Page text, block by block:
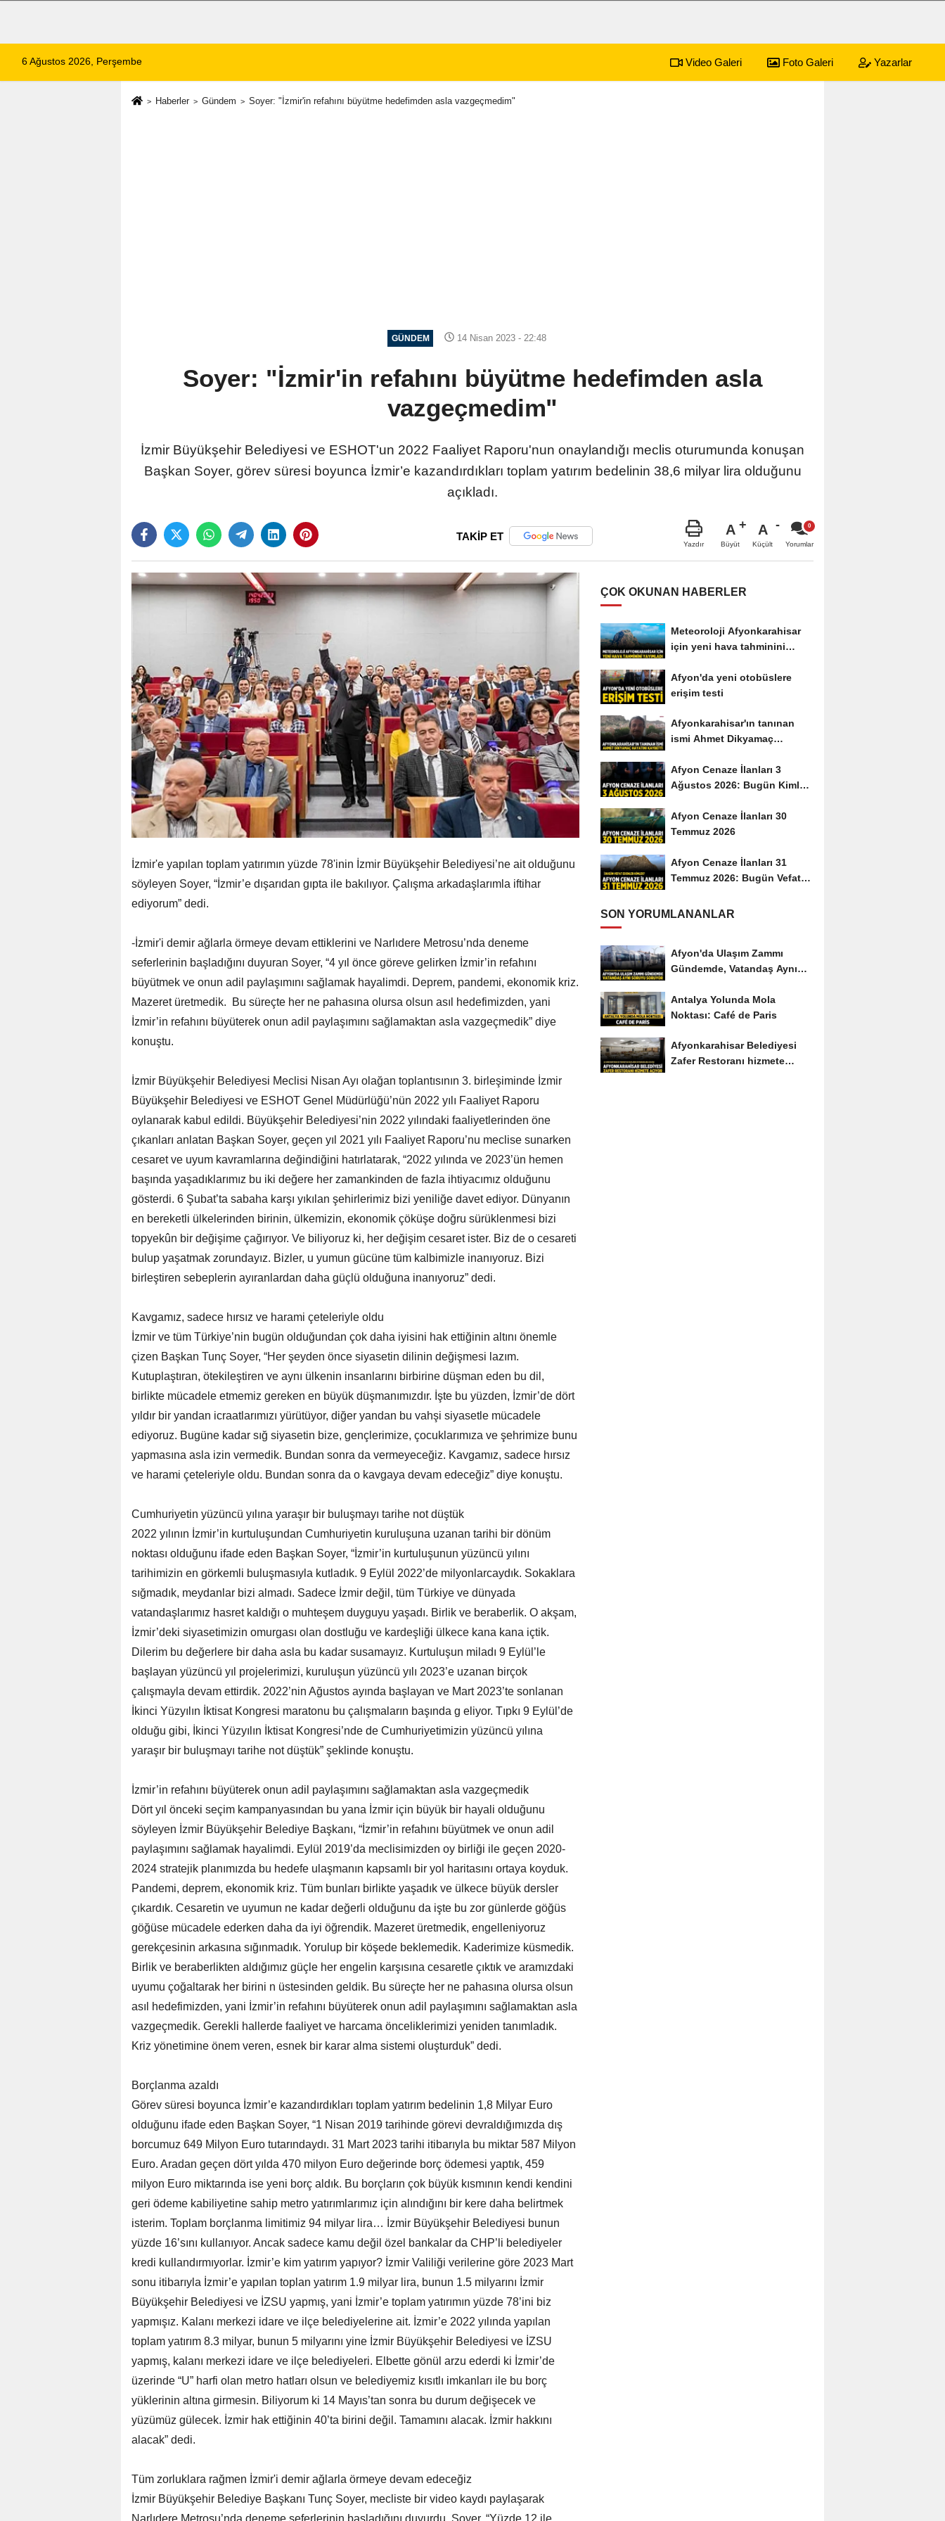
6 Ağustos 2026, Perşembe Video Galeri Foto Galeri Yazarlar
Haberler Gündem Soyer: "İzmir'in refahını büyütme hedefimden asla vazgeçmedim"
GÜNDEM 14 Nisan 2023 - 22:48
Soyer: "İzmir'in refahını büyütme hedefimden asla
vazgeçmedim"
İzmir Büyükşehir Belediyesi ve ESHOT'un 2022 Faaliyet Raporu'nun onaylandığı meclis oturumunda konuşan
Başkan Soyer, görev süresi boyunca İzmir’e kazandırdıkları toplam yatırım bedelinin 38,6 milyar lira olduğunu
açıkladı.
TAKİP ET
Yazdır
A
Büyüt
A
Küçült Yorumlar
İzmir'e yapılan toplam yatırımın yüzde 78'inin İzmir Büyükşehir Belediyesi’ne ait olduğunu
söyleyen Soyer, “İzmir’e dışarıdan gıpta ile bakılıyor. Çalışma arkadaşlarımla iftihar
ediyorum” dedi.
-İzmir'i demir ağlarla örmeye devam ettiklerini ve Narlıdere Metrosu’nda deneme
seferlerinin başladığını duyuran Soyer, “4 yıl önce göreve gelirken İzmir’in refahını
büyütmek ve onun adil paylaşımını sağlamak hayalimdi. Deprem, pandemi, ekonomik kriz.
Mazeret üretmedik. Bu süreçte her ne pahasına olursa olsun asıl hedefimizden, yani
İzmir’in refahını büyüterek onun adil paylaşımını sağlamaktan asla vazgeçmedik” diye
konuştu.
İzmir Büyükşehir Belediyesi Meclisi Nisan Ayı olağan toplantısının 3. birleşiminde İzmir
Büyükşehir Belediyesi ve ESHOT Genel Müdürlüğü’nün 2022 yılı Faaliyet Raporu
oylanarak kabul edildi. Büyükşehir Belediyesi’nin 2022 yılındaki faaliyetlerinden öne
çıkanları anlatan Başkan Soyer, geçen yıl 2021 yılı Faaliyet Raporu’nu meclise sunarken
cesaret ve uyum kavramlarına değindiğini hatırlatarak, “2022 yılında ve 2023’ün hemen
başında yaşadıklarımız bu iki değere her zamankinden de fazla ihtiyacımız olduğunu
gösterdi. 6 Şubat’ta sabaha karşı yıkılan şehirlerimiz bizi yeniliğe davet ediyor. Dünyanın
en bereketli ülkelerinden birinin, ülkemizin, ekonomik çöküşe doğru sürüklenmesi bizi
topyekûn bir değişime çağırıyor. Ve biliyoruz ki, her değişim cesaret ister. Biz de o cesareti
bulup yaşatmak zorundayız. Bizler, u yumun gücüne tüm kalbimizle inanıyoruz. Bizi
birleştiren sebeplerin ayıranlardan daha güçlü olduğuna inanıyoruz” dedi.
Kavgamız, sadece hırsız ve harami çeteleriyle oldu
İzmir ve tüm Türkiye’nin bugün olduğundan çok daha iyisini hak ettiğinin altını önemle
çizen Başkan Tunç Soyer, “Her şeyden önce siyasetin dilinin değişmesi lazım.
Kutuplaştıran, ötekileştiren ve aynı ülkenin insanlarını birbirine düşman eden bu dil,
birlikte mücadele etmemiz gereken en büyük düşmanımızdır. İşte bu yüzden, İzmir’de dört
yıldır bir yandan icraatlarımızı yürütüyor, diğer yandan bu vahşi siyasetle mücadele
ediyoruz. Bugüne kadar sığ siyasetin bize, gençlerimize, çocuklarımıza ve şehrimize bunu
yapmasına asla izin vermedik. Bundan sonra da vermeyeceğiz. Kavgamız, sadece hırsız
ve harami çeteleriyle oldu. Bundan sonra da o kavgaya devam edeceğiz” diye konuştu.
Cumhuriyetin yüzüncü yılına yaraşır bir buluşmayı tarihe not düştük
2022 yılının İzmir’in kurtuluşundan Cumhuriyetin kuruluşuna uzanan tarihi bir dönüm
noktası olduğunu ifade eden Başkan Soyer, “İzmir’in kurtuluşunun yüzüncü yılını
tarihimizin en görkemli buluşmasıyla kutladık. 9 Eylül 2022’de milyonlarcaydık. Sokaklara
sığmadık, meydanlar bizi almadı. Sadece İzmir değil, tüm Türkiye ve dünyada
vatandaşlarımız hasret kaldığı o muhteşem duyguyu yaşadı. Birlik ve beraberlik. O akşam,
İzmir’deki siyasetimizin omurgası olan dostluğu ve kardeşliği ülkece kana kana içtik.
Dilerim bu değerlere bir daha asla bu kadar susamayız. Kurtuluşun miladı 9 Eylül’le
başlayan yüzüncü yıl projelerimizi, kuruluşun yüzüncü yılı 2023’e uzanan birçok
çalışmayla devam ettirdik. 2022’nin Ağustos ayında başlayan ve Mart 2023’te sonlanan
İkinci Yüzyılın İktisat Kongresi maratonu bu çalışmaların başında g eliyor. Tıpkı 9 Eylül’de
olduğu gibi, İkinci Yüzyılın İktisat Kongresi’nde de Cumhuriyetimizin yüzüncü yılına
yaraşır bir buluşmayı tarihe not düştük” şeklinde konuştu.
İzmir’in refahını büyüterek onun adil paylaşımını sağlamaktan asla vazgeçmedik
Dört yıl önceki seçim kampanyasından bu yana İzmir için büyük bir hayali olduğunu
söyleyen İzmir Büyükşehir Belediye Başkanı, “İzmir’in refahını büyütmek ve onun adil
paylaşımını sağlamak hayalimdi. Eylül 2019’da meclisimizden oy birliği ile geçen 2020-
2024 stratejik planımızda bu hedefe ulaşmanın kapsamlı bir yol haritasını ortaya koyduk.
Pandemi, deprem, ekonomik kriz. Tüm bunları birlikte yaşadık ve ülkece büyük dersler
çıkardık. Cesaretin ve uyumun ne kadar değerli olduğunu da işte bu zor günlerde göğüs
göğüse mücadele ederken daha da iyi öğrendik. Mazeret üretmedik, engelleniyoruz
gerekçesinin arkasına sığınmadık. Yorulup bir köşede beklemedik. Kaderimize küsmedik.
Birlik ve beraberlikten aldığımız güçle her engelin karşısına cesaretle çıktık ve aramızdaki
uyumu çoğaltarak her birini n üstesinden geldik. Bu süreçte her ne pahasına olursa olsun
asıl hedefimizden, yani İzmir’in refahını büyüterek onun adil paylaşımını sağlamaktan asla
vazgeçmedik. Gerekli hallerde faaliyet ve harcama önceliklerimizi yeniden tanımladık.
Kriz yönetimine önem veren, esnek bir karar alma sistemi oluşturduk” dedi.
Borçlanma azaldı
Görev süresi boyunca İzmir’e kazandırdıkları toplam yatırım bedelinin 1,8 Milyar Euro
olduğunu ifade eden Başkan Soyer, “1 Nisan 2019 tarihinde görevi devraldığımızda dış
borcumuz 649 Milyon Euro tutarındaydı. 31 Mart 2023 tarihi itibarıyla bu miktar 587 Milyon
Euro. Aradan geçen dört yılda 470 milyon Euro değerinde borç ödemesi yaptık, 459
milyon Euro miktarında ise yeni borç aldık. Bu borçların çok büyük kısmının kendi kendini
geri ödeme kabiliyetine sahip metro yatırımlarımız için alındığını bir kere daha belirtmek
isterim. Toplam borçlanma limitimiz 94 milyar lira… İzmir Büyükşehir Belediyesi bunun
yüzde 16’sını kullanıyor. Ancak sadece kamu değil özel bankalar da CHP’li belediyeler
kredi kullandırmıyorlar. İzmir’e kim yatırım yapıyor? İzmir Valiliği verilerine göre 2023 Mart
sonu itibarıyla İzmir’e yapılan toplan yatırım 1.9 milyar lira, bunun 1.5 milyarını İzmir
Büyükşehir Belediyesi ve İZSU yapmış, yani İzmir’e toplam yatırımın yüzde 78’ini biz
yapmışız. Kalanı merkezi idare ve ilçe belediyelerine ait. İzmir’e 2022 yılında yapılan
toplam yatırım 8.3 milyar, bunun 5 milyarını yine İzmir Büyükşehir Belediyesi ve İZSU
yapmış, kalanı merkezi idare ve ilçe belediyeleri. Elbette gönül arzu ederdi ki İzmir’de
üzerinde “U” harfi olan metro hatları olsun ve belediyemiz kısıtlı imkanları ile bu borç
yüklerinin altına girmesin. Biliyorum ki 14 Mayıs’tan sonra bu durum değişecek ve
yüzümüz gülecek. İzmir hak ettiğinin 40’ta birini değil. Tamamını alacak. İzmir hakkını
alacak” dedi.
Tüm zorluklara rağmen İzmir'i demir ağlarla örmeye devam edeceğiz
İzmir Büyükşehir Belediye Başkanı Tunç Soyer, mecliste bir video kaydı paylaşarak
ÇOK OKUNAN HABERLER
Meteoroloji Afyonkarahisar
için yeni hava tahminini
Afyon'da yeni otobüslere
erişim testi
Afyonkarahisar'ın tanınan
ismi Ahmet Dikyamaç
Afyon Cenaze İlanları 3
Ağustos 2026: Bugün Kimler
Afyon Cenaze İlanları 30
Temmuz 2026
Afyon Cenaze İlanları 31
Temmuz 2026: Bugün Vefat
SON YORUMLANANLAR
Afyon'da Ulaşım Zammı
Gündemde, Vatandaş Aynı
Antalya Yolunda Mola
Noktası: Café de Paris
Afyonkarahisar Belediyesi
Zafer Restoranı hizmete